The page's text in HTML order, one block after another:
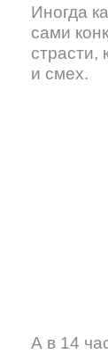
Иногда
сами
страсти,
и смех.
А в 14